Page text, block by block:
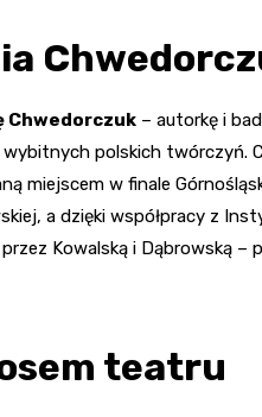
Chwedorczuk – autorkę i
polskich twórczyń.
miejscem w finale
a dzięki współpracy z
Kowalską i Dąbrowską –
teatru